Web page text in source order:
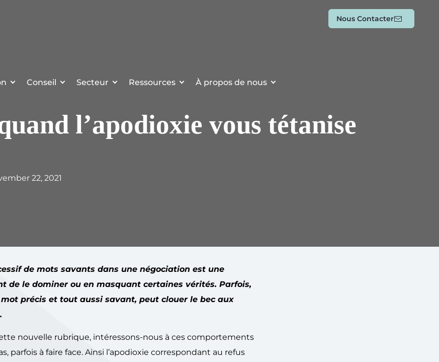
Nous Contacter
Conseil Secteur Ressources À propos de nous
l’apodioxie vous tétanise
22, 2021
de mots savants dans une négociation est une
le dominer ou en masquant certaines vérités. Parfois,
précis et tout aussi savant, peut clouer le bec aux
nouvelle rubrique, intéressons-nous à ces comportements
parfois à faire face. Ainsi l’apodioxie correspondant au refus